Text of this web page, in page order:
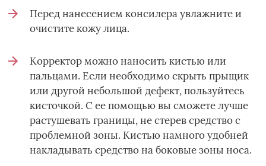
Перед нанесением консилера увлажните и
очистите кожу лица.
Корректор можно наносить кистью или
пальцами. Если необходимо скрыть прыщик
или другой небольшой дефект, пользуйтесь
кисточкой. С ее помощью вы сможете лучше
растушевать границы, не стерев средство с
проблемной зоны. Кистью намного удобней
накладывать средство на боковые зоны носа.